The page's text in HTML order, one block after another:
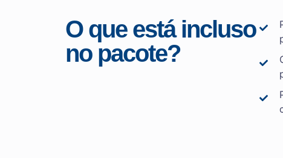
O que está incluso
no pacote?